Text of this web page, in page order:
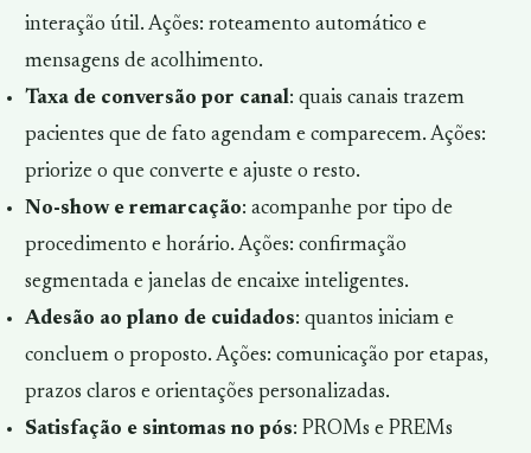
interação útil. Ações: roteamento automático e
mensagens de acolhimento.
Taxa de conversão por canal: quais canais trazem
pacientes que de fato agendam e comparecem. Ações:
priorize o que converte e ajuste o resto.
No-show e remarcação: acompanhe por tipo de
procedimento e horário. Ações: confirmação
segmentada e janelas de encaixe inteligentes.
Adesão ao plano de cuidados: quantos iniciam e
concluem o proposto. Ações: comunicação por etapas,
prazos claros e orientações personalizadas.
Satisfação e sintomas no pós: PROMs e PREMs